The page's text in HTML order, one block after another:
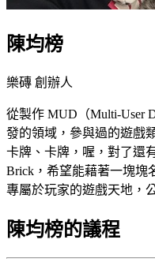
陳均榜
樂磚 創辦人
從製作 MUD（Multi-User
發的領域，參與過的遊戲
卡牌、卡牌，喔，對了還
Brick，希望能藉著一塊塊
專屬於玩家的遊戲天地，
陳均榜的議程